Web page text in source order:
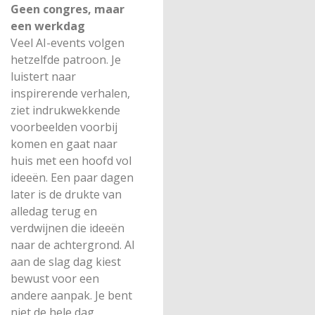
Geen congres, maar
een werkdag
Veel AI-events volgen
hetzelfde patroon. Je
luistert naar
inspirerende verhalen,
ziet indrukwekkende
voorbeelden voorbij
komen en gaat naar
huis met een hoofd vol
ideeën. Een paar dagen
later is de drukte van
alledag terug en
verdwijnen die ideeën
naar de achtergrond. AI
aan de slag dag kiest
bewust voor een
andere aanpak. Je bent